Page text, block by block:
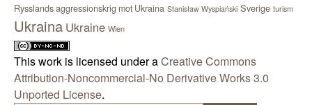
Rysslands aggressionskrig mot Ukraina Stanisław Wyspiański Sverige turism
Ukraina Ukraine Wien
This work is licensed under aCreative Commons
Attribution-Noncommercial-No Derivative Works 3.0
Unported License.